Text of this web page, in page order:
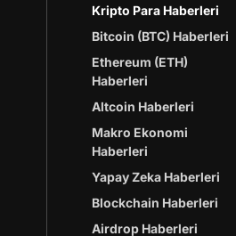
Kripto Para Haberleri
Bitcoin (BTC) Haberleri
Ethereum (ETH)
Haberleri
Altcoin Haberleri
Makro Ekonomi
Haberleri
Yapay Zeka Haberleri
Blockchain Haberleri
Airdrop Haberleri